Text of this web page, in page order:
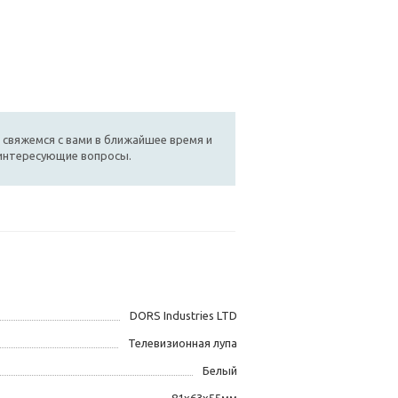
с вами в ближайшее время и
вопросы.
DORS Industries LTD
Телевизионная лупа
Белый